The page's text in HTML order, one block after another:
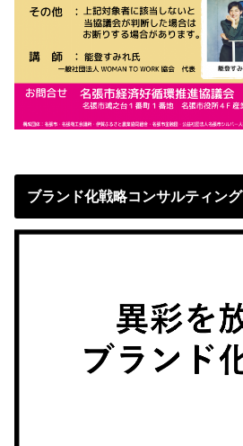
ブランド化戦略コンサルティング